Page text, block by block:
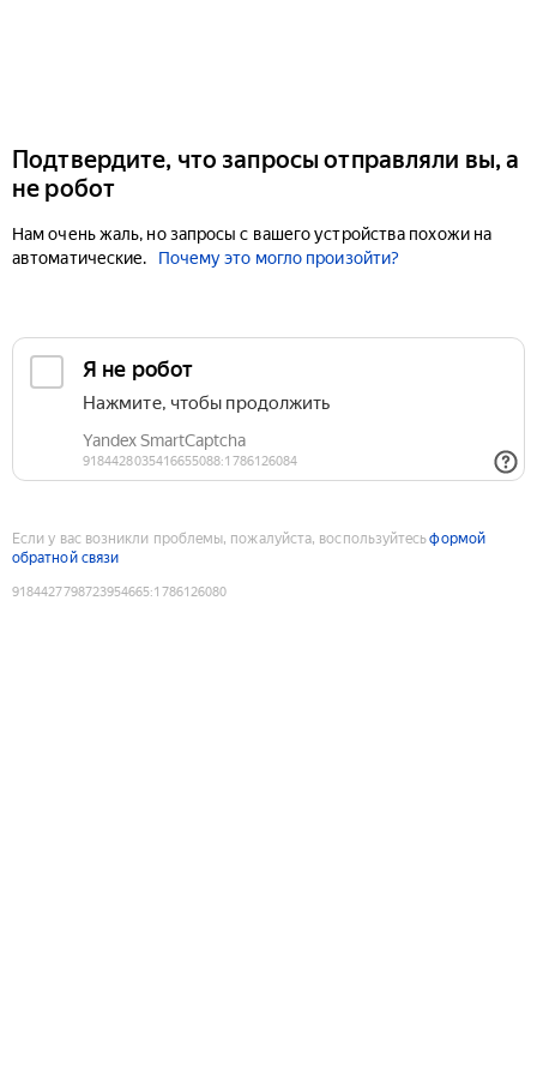
Подтвердите, что запросы отправляли вы, а
не робот
Нам очень жаль, но запросы с вашего устройства похожи на
автоматические.
Почему это могло произойти?
Если у вас возникли проблемы, пожалуйста, воспользуйтесьформой
обратной связи
9184427798723954665:1786126080